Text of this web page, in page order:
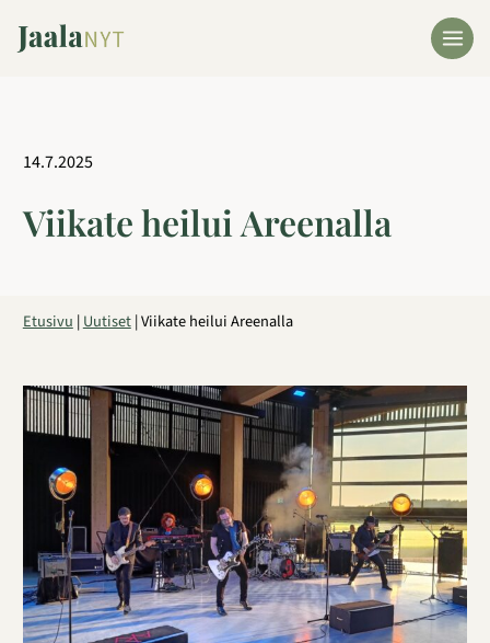
sisältöön
14.7.2025
Viikate heilui Areenalla
Etusivu|Uutiset|Viikate heilui Areenalla